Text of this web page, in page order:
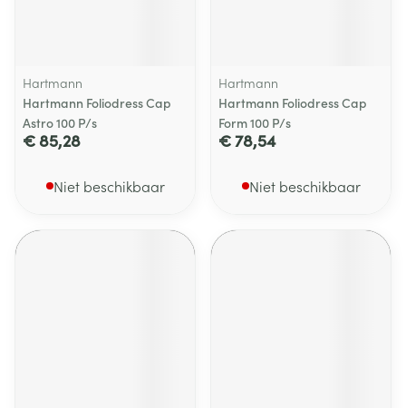
Hartmann
Hartmann Foliodress Cap
Astro 100 P/s
€ 85,28
Niet beschikbaar
Hartmann
Hartmann Foliodress Cap
Form 100 P/s
€ 78,54
Niet beschikbaar